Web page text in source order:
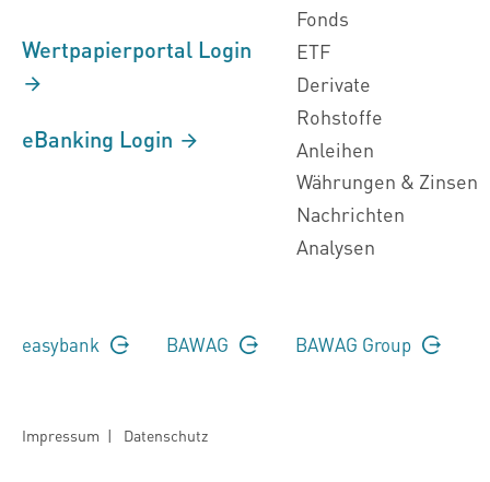
Wertpapierportal Login
eBanking Login
Fonds
ETF
Derivate
Rohstoffe
Anleihen
Währungen & Zinsen
Nachrichten
Analysen
easybank BAWAG BAWAG Group
Impressum | Datenschutz